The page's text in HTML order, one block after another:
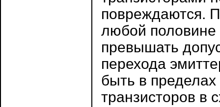
повреждаются.
любой половине
превышать
перехода
быть в
транзисторов в